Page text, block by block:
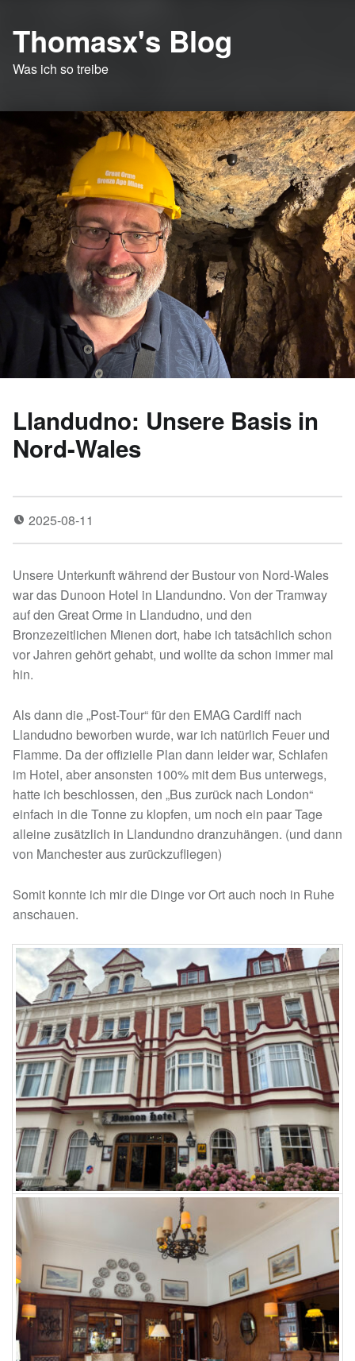
Thomasx's Blog
Was ich so treibe
Llandudno: Unsere Basis in
Nord-Wales
2025-08-11
Unsere Unterkunft während der Bustour von Nord-Wales
war das Dunoon Hotel in Llandundno. Von der Tramway
auf den Great Orme in Llandudno, und den
Bronzezeitlichen Mienen dort, habe ich tatsächlich schon
vor Jahren gehört gehabt, und wollte da schon immer mal
hin.
Als dann die „Post-Tour“ für den EMAG Cardiff nach
Llandudno beworben wurde, war ich natürlich Feuer und
Flamme. Da der offizielle Plan dann leider war, Schlafen
im Hotel, aber ansonsten 100% mit dem Bus unterwegs,
hatte ich beschlossen, den „Bus zurück nach London“
einfach in die Tonne zu klopfen, um noch ein paar Tage
alleine zusätzlich in Llandundno dranzuhängen. (und dann
von Manchester aus zurückzufliegen)
Somit konnte ich mir die Dinge vor Ort auch noch in Ruhe
anschauen.